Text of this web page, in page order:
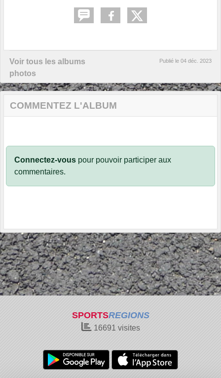
Voir tous les albums
photos
Publié le 04 déc. 2023
COMMENTEZ L'ALBUM
Connectez-vous pour pouvoir participer aux
commentaires.
SPORTSREGIONS
16691 visites